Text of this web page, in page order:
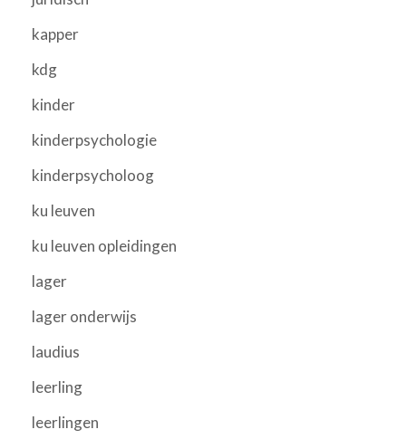
kapper
kdg
kinder
kinderpsychologie
kinderpsycholoog
ku leuven
ku leuven opleidingen
lager
lager onderwijs
laudius
leerling
leerlingen